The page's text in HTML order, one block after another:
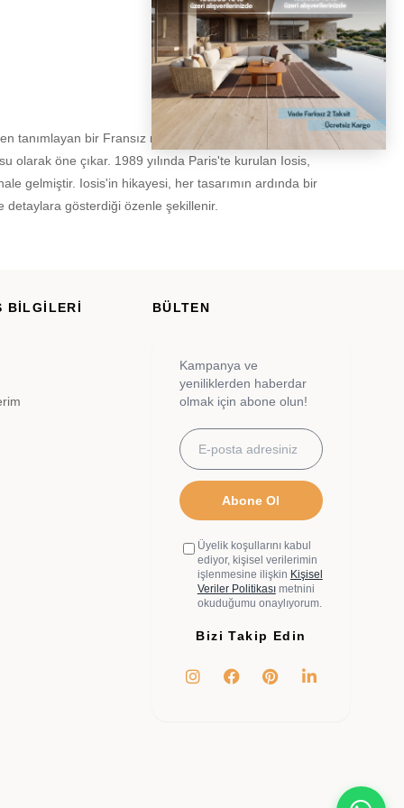
tanımlayan bir Fransız markasıdır. Sadece bir tekstil
öne çıkar. 1989 yılında Paris'te kurulan Iosis,
gelmiştir. Iosis'in hikayesi, her tasarımın ardında bir
detaylara gösterdiği özenle şekillenir.
BİLGİLERİ BÜLTEN
Kampanya ve
yeniliklerden haberdar
olmak için abone olun!
Abone Ol
Üyelik koşullarını kabul
ediyor, kişisel verilerimin
işlenmesine ilişkin Kişisel
Veriler Politikasımetnini
okuduğumu onaylıyorum.
Bizi Takip Edin